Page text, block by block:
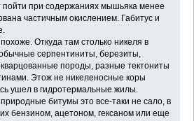
при содержаниях мышьяка менее
частичным окислением. Габитус и
Откуда там столько никеля в
серпентиниты, березиты,
породы, разные тектониты
Этож не никеленосные коры
ушел в гидротермальные жилы.
битумы это все-таки не сало, в
бензином, ацетоном, гексаном или еще